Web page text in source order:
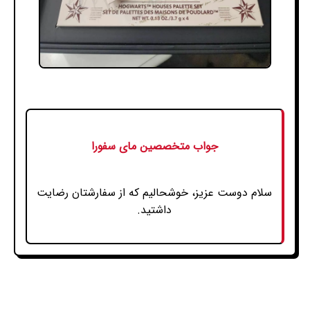
جواب متخصصین مای سفورا
سلام دوست عزیز، خوشحالیم که از سفارشتان رضایت
داشتید.